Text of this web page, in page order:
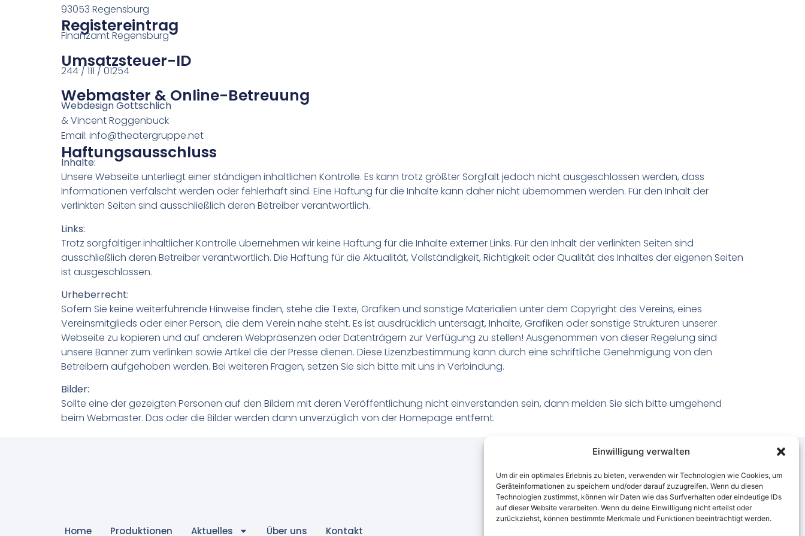
Einwilligung verwalten
Um dir ein optimales Erlebnis zu bieten, verwenden wir Technologien wie Cookies, um
Geräteinformationen zu speichern und/oder darauf zuzugreifen. Wenn du diesen
Technologien zustimmst, können wir Daten wie das Surfverhalten oder eindeutige IDs
auf dieser Website verarbeiten. Wenn du deine Einwilligung nicht erteilst oder
zurückziehst, können bestimmte Merkmale und Funktionen beeinträchtigt werden.
93053 Regensburg
Registereintrag
Finanzamt Regensburg
Umsatzsteuer-ID
244 / 111 / 01254
Webmaster & Online-Betreuung
Webdesign Gottschlich
& Vincent Roggenbuck
Email: info@theatergruppe.net
Haftungsausschluss
Inhalte:
Unsere Webseite unterliegt einer ständigen inhaltlichen Kontrolle. Es kann trotz größter Sorgfalt jedoch nicht ausgeschlossen werden, dass
Informationen verfälscht werden oder fehlerhaft sind. Eine Haftung für die Inhalte kann daher nicht übernommen werden. Für den Inhalt der
verlinkten Seiten sind ausschließlich deren Betreiber verantwortlich.
Links:
Trotz sorgfältiger inhaltlicher Kontrolle übernehmen wir keine Haftung für die Inhalte externer Links. Für den Inhalt der verlinkten Seiten sind
ausschließlich deren Betreiber verantwortlich. Die Haftung für die Aktualität, Vollständigkeit, Richtigkeit oder Qualität des Inhaltes der eigenen Seiten
ist ausgeschlossen.
Urheberrecht:
Sofern Sie keine weiterführende Hinweise finden, stehe die Texte, Grafiken und sonstige Materialien unter dem Copyright des Vereins, eines
Vereinsmitglieds oder einer Person, die dem Verein nahe steht. Es ist ausdrücklich untersagt, Inhalte, Grafiken oder sonstige Strukturen unserer
Webseite zu kopieren und auf anderen Webpräsenzen oder Datenträgern zur Verfügung zu stellen! Ausgenommen von dieser Regelung sind
unsere Banner zum verlinken sowie Artikel die der Presse dienen. Diese Lizenzbestimmung kann durch eine schriftliche Genehmigung von den
Betreibern aufgehoben werden. Bei weiteren Fragen, setzen Sie sich bitte mit uns in Verbindung.
Bilder:
Sollte eine der gezeigten Personen auf den Bildern mit deren Veröffentlichung nicht einverstanden sein, dann melden Sie sich bitte umgehend
beim Webmaster. Das oder die Bilder werden dann unverzüglich von der Homepage entfernt.
Home Produktionen Aktuelles Über uns Kontakt